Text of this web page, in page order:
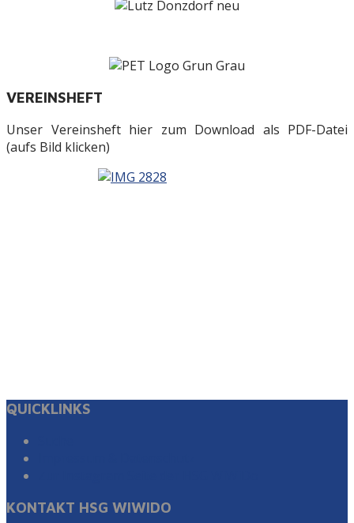
VEREINSHEFT
Unser Vereinsheft hier zum Download als PDF-Datei
(aufs Bild klicken)
QUICKLINKS
KONTAKT HSG WIWIDO